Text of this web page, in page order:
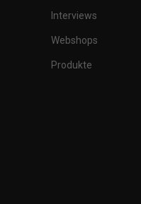
Interviews
Webshops
Produkte